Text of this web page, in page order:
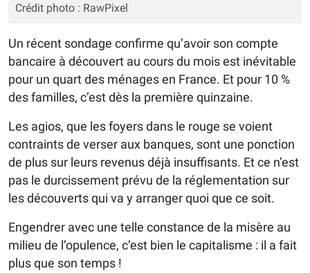
Crédit photo : RawPixel
Un récent sondage confirme qu’avoir son compte
bancaire à découvert au cours du mois est inévitable
pour un quart des ménages en France. Et pour 10 %
des familles, c’est dès la première quinzaine.
Les agios, que les foyers dans le rouge se voient
contraints de verser aux banques, sont une ponction
de plus sur leurs revenus déjà insuffisants. Et ce n’est
pas le durcissement prévu de la réglementation sur
les découverts qui va y arranger quoi que ce soit.
Engendrer avec une telle constance de la misère au
milieu de l’opulence, c’est bien le capitalisme : il a fait
plus que son temps !